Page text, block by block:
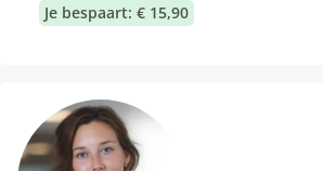
Je bespaart: € 15,90